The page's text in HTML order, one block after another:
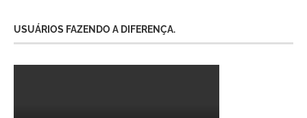
USUÁRIOS FAZENDO A DIFERENÇA.